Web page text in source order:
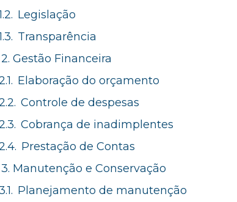
Legislação
Transparência
2. Gestão Financeira
Elaboração do orçamento
Controle de despesas
Cobrança de inadimplentes
Prestação de Contas
3. Manutenção e Conservação
Planejamento de manutenção